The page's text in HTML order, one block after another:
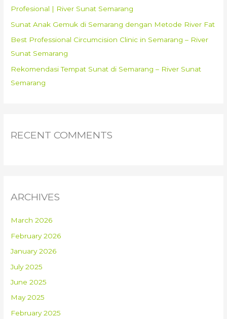
Profesional | River Sunat Semarang
Sunat Anak Gemuk di Semarang dengan Metode River Fat
Best Professional Circumcision Clinic in Semarang – River
Sunat Semarang
Rekomendasi Tempat Sunat di Semarang – River Sunat
Semarang
RECENT COMMENTS
ARCHIVES
March 2026
February 2026
January 2026
July 2025
June 2025
May 2025
February 2025